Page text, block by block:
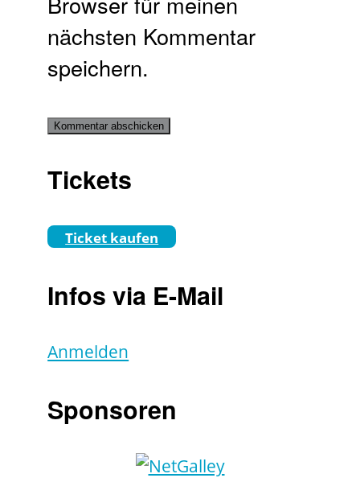
nächsten Kommentar
speichern.
Tickets
Ticket kaufen
Infos via E-Mail
Anmelden
Sponsoren